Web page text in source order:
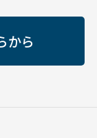
から